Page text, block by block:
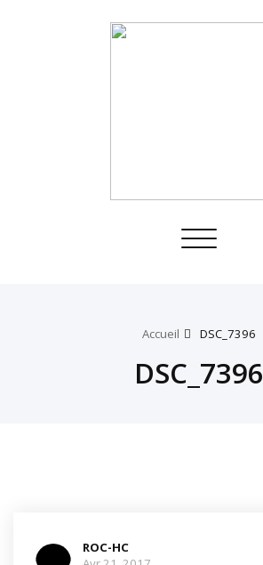
Toggle
Accueil DSC_7396
DSC_7396
ROC-HC